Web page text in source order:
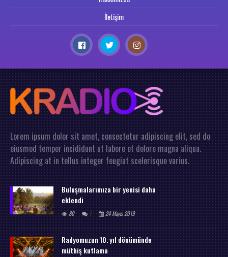
İletişim
Lorem ipsum dolor sit amet, consectetur adipiscing elit, sed do
eiusmod tempor incididunt ut labore et dolore magna aliqua.
Adipiscing at in tellus integer feugiat scelerisque varius.
Buluşmalarımıza bir yenisi daha
eklendi
80 1 24 Mayıs 2019
Radyomuzun 10. yıl dönümünde
müthiş kutlama